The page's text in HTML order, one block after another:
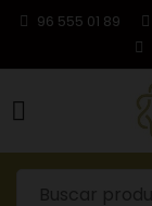
96 555 01 89